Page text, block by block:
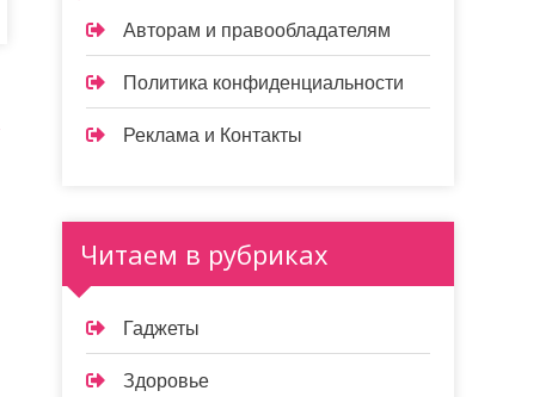
Авторам и правообладателям
Политика конфиденциальности
Реклама и Контакты
Читаем в рубриках
Гаджеты
Здоровье